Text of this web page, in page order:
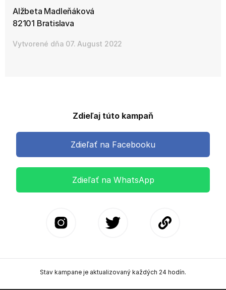
Alžbeta Madleňáková
82101 Bratislava
Vytvorené dňa 07. August 2022
Zdieľaj túto kampaň
Zdieľať na Facebooku
Zdieľať na WhatsApp
Stav kampane je aktualizovaný každých 24 hodín.